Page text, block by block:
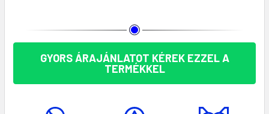
GYORS ÁRAJÁNLATOT KÉREK EZZEL A
TERMÉKKEL